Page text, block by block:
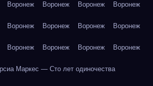
Воронеж Воронеж Воронеж Воронеж
Воронеж Воронеж Воронеж Воронеж
Воронеж Воронеж Воронеж Воронеж
Маркес — Сто лет одиночества